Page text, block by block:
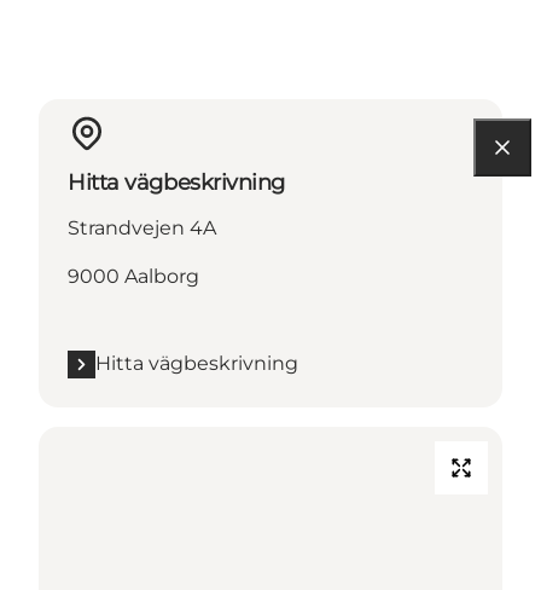
Hitta vägbeskrivning
Strandvejen 4A
9000 Aalborg
Hitta vägbeskrivning